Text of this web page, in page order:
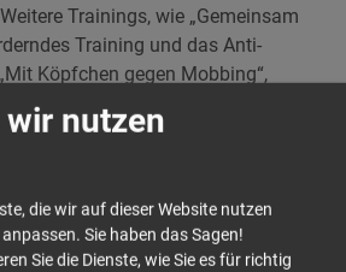
Trainings, wie „Gemeinsam
Training und das Anti-
Köpfchen gegen Mobbing“,
Jahr und werden von den
rege angefragt.
mit den
wir nutzen
die wir auf dieser Website nutzen
Sie haben das Sagen!
Sie die Dienste, wie Sie es für richtig